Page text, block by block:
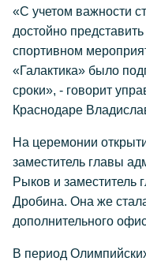
«С учетом важности
достойно
спортивном
«Галактика» было
сроки», - говорит
Краснодаре
На церемонии
заместитель главы
Рыков и заместитель
Дробина. Она же
дополнительного
В период